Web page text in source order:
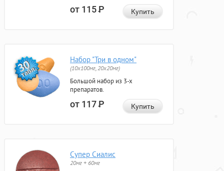
от 115Р Купить
Набор "Три в одном"
(10x100мг, 20x20мг)
Большой набор из 3-х
препаратов.
от 117Р Купить
Супер Сиалис
20мг + 60мг